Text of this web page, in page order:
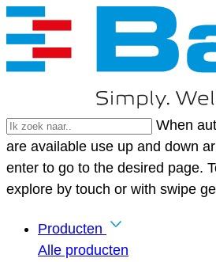
When
are available use up and down
enter to go to the desired page.
explore by touch or with swipe
Producten
Alle producten